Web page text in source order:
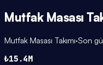
Mutfak Masası
Mutfak Masası Takımı·Son
₺15.4M